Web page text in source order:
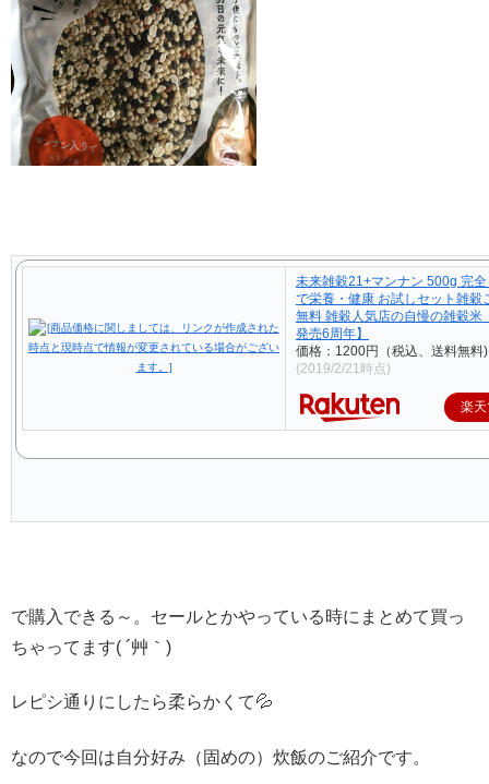
未来雑穀21+マンナン 500g 完
で栄養・健康 お試しセット雑穀
無料 雑穀人気店の自慢の雑穀米
発売6周年】
価格：1200円（税込、送料無料)
(2019/2/21時点)
楽
で購入できる～。セールとかやっている時にまとめて買っ
ちゃってます( ´艸｀)
レピシ通りにしたら柔らかくて💦
なので今回は自分好み（固めの）炊飯のご紹介です。